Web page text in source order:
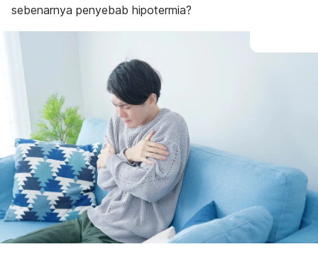
sebenarnya penyebab hipotermia?